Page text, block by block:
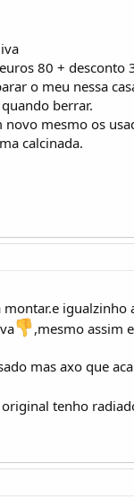
80 + desconto
o meu nessa
berrar.
novo mesmo os
calcinada.
,mesmo assim
mas axo que
tenho